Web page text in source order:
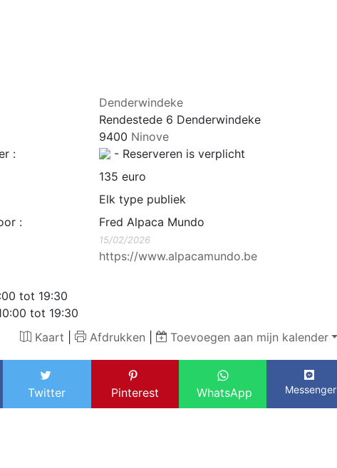
Denderwindeke
Rendestede 6 Denderwindeke
9400 Ninove
:
- Reserveren is verplicht
135 euro
Elk type publiek
:
Fred Alpaca Mundo
15/02/2026
https://www.alpacamundo.be
tot 19:30
tot 19:30
Kaart
Afdrukken Toevoegen aan mijn kalender
Twitter Pinterest WhatsApp Messenger